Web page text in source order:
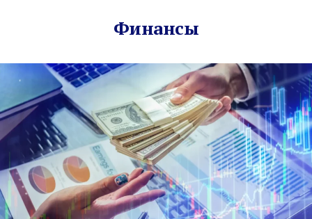
Финансы